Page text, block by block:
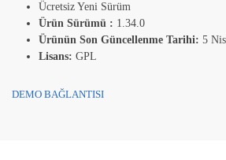
Ücretsiz Yeni Sürüm
Ürün Sürümü : 1.34.0
Ürünün Son Güncellenme Tarihi: 5
Lisans: GPL
DEMO BAĞLANTISI